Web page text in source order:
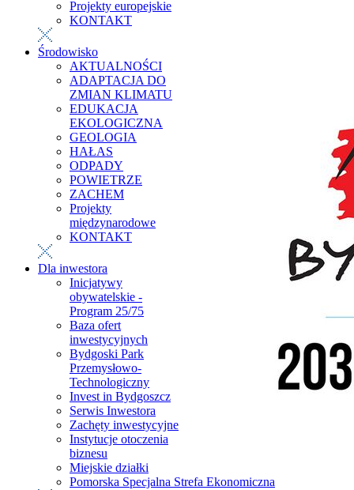
Projekty europejskie
KONTAKT
Środowisko
AKTUALNOŚCI
ADAPTACJA DO
ZMIAN KLIMATU
EDUKACJA
EKOLOGICZNA
GEOLOGIA
HAŁAS
ODPADY
POWIETRZE
ZACHEM
Projekty
międzynarodowe
KONTAKT
Dla inwestora
Inicjatywy
obywatelskie -
Program 25/75
Baza ofert
inwestycyjnych
Bydgoski Park
Przemysłowo-
Technologiczny
Invest in Bydgoszcz
Serwis Inwestora
Zachęty inwestycyjne
Instytucje otoczenia
biznesu
Miejskie działki
Pomorska Specjalna Strefa Ekonomiczna